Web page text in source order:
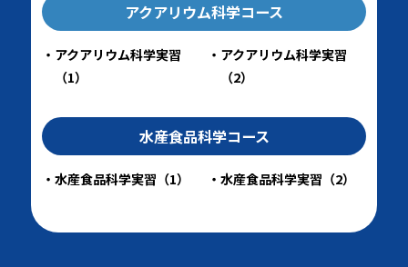
アクアリウム科学コース
アクアリウム科学実習
（1）
アクアリウム科学実習
（2）
水産食品科学コース
水産食品科学実習（1） 水産食品科学実習（2）